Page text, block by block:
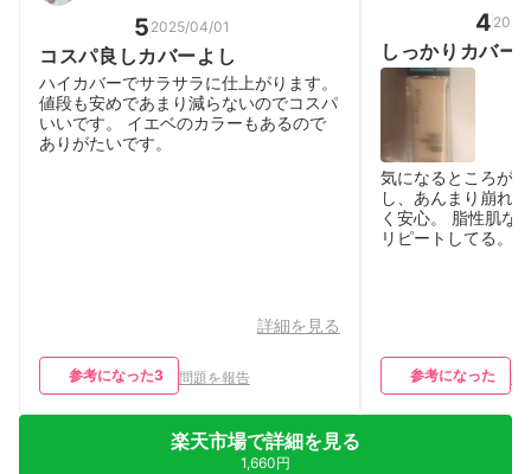
5 2025/04/01
コスパ良しカバーよし
ハイカバーでサラサラに仕上がります。
値段も安めであまり減らないのでコスパ
いいです。 イエベのカラーもあるので
ありがたいです。
詳細を見る
参考になった3 問題を報告
4
しっかりカバー
気になるところが
し、あんまり崩れ
く安心。 脂性肌な
リピートしてる。
参考になった
楽天市場で詳細を見る
1,660円